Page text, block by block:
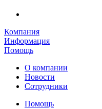
Компания
Информация
Помощь
О компании
Новости
Сотрудники
Помощь